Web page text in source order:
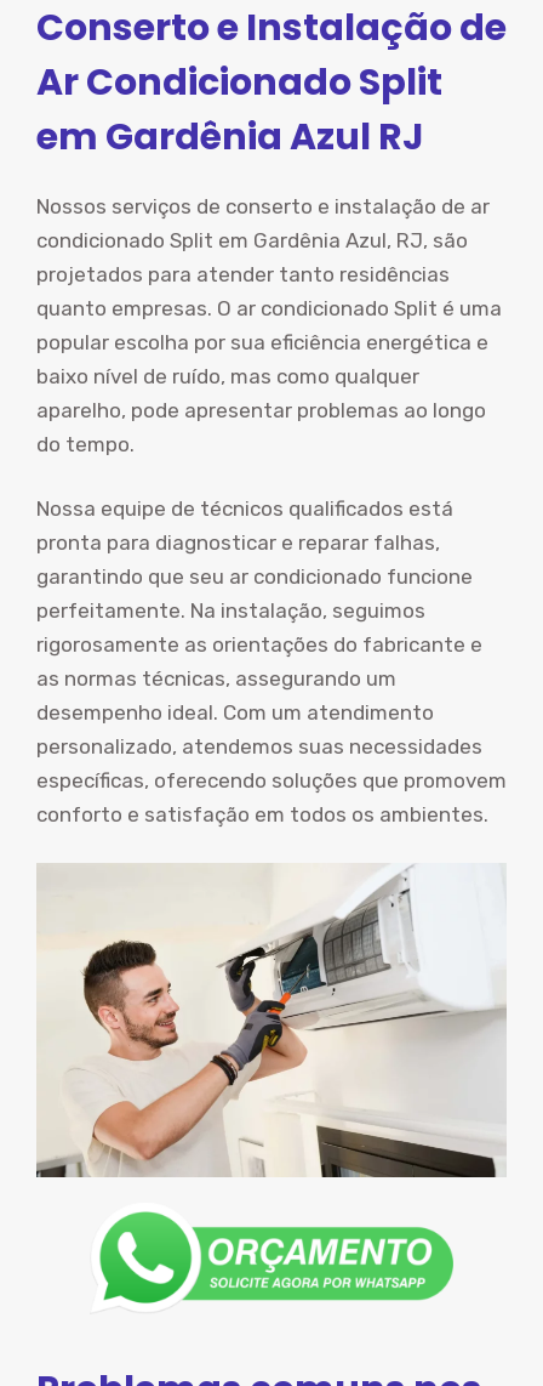
Conserto e Instalação de
Ar Condicionado Split
em Gardênia Azul RJ
Nossos serviços de conserto e instalação de ar
condicionado Split em Gardênia Azul, RJ, são
projetados para atender tanto residências
quanto empresas. O ar condicionado Split é uma
popular escolha por sua eficiência energética e
baixo nível de ruído, mas como qualquer
aparelho, pode apresentar problemas ao longo
do tempo.
Nossa equipe de técnicos qualificados está
pronta para diagnosticar e reparar falhas,
garantindo que seu ar condicionado funcione
perfeitamente. Na instalação, seguimos
rigorosamente as orientações do fabricante e
as normas técnicas, assegurando um
desempenho ideal. Com um atendimento
personalizado, atendemos suas necessidades
específicas, oferecendo soluções que promovem
conforto e satisfação em todos os ambientes.